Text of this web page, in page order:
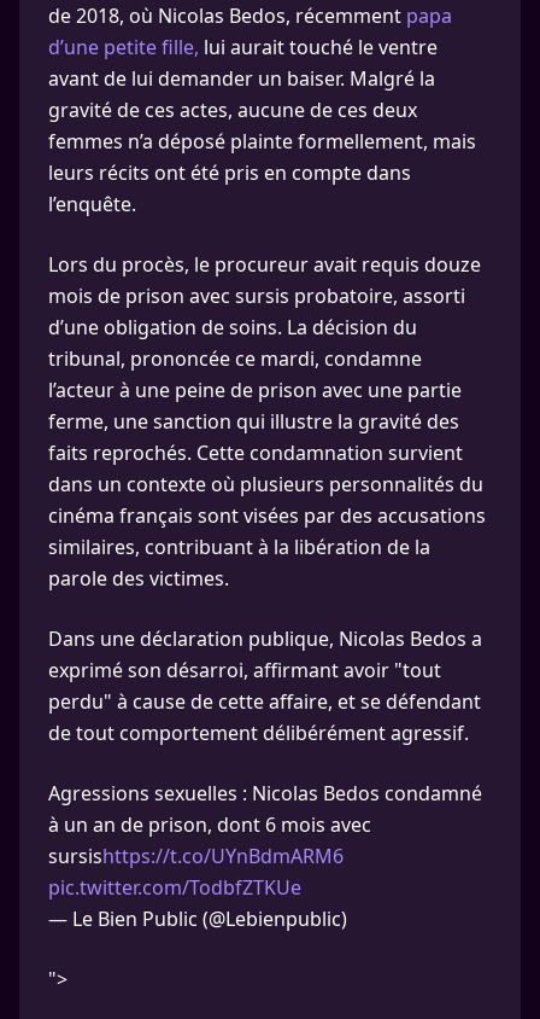
de 2018, où Nicolas Bedos, récemment papa
d’une petite fille, lui aurait touché le ventre
avant de lui demander un baiser. Malgré la
gravité de ces actes, aucune de ces deux
femmes n’a déposé plainte formellement, mais
leurs récits ont été pris en compte dans
l’enquête.
Lors du procès, le procureur avait requis douze
mois de prison avec sursis probatoire, assorti
d’une obligation de soins. La décision du
tribunal, prononcée ce mardi, condamne
l’acteur à une peine de prison avec une partie
ferme, une sanction qui illustre la gravité des
faits reprochés. Cette condamnation survient
dans un contexte où plusieurs personnalités du
cinéma français sont visées par des accusations
similaires, contribuant à la libération de la
parole des victimes.
Dans une déclaration publique, Nicolas Bedos a
exprimé son désarroi, affirmant avoir "tout
perdu" à cause de cette affaire, et se défendant
de tout comportement délibérément agressif.
Agressions sexuelles : Nicolas Bedos condamné
à un an de prison, dont 6 mois avec
sursishttps://t.co/UYnBdmARM6
pic.twitter.com/TodbfZTKUe
— Le Bien Public (@Lebienpublic)
">